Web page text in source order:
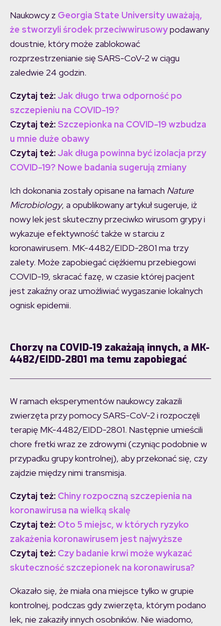
Naukowcy z Georgia State University uważają,
że stworzyli środek przeciwwirusowypodawany
doustnie, który może zablokować
rozprzestrzenianie się SARS-CoV-2 w ciągu
zaledwie 24 godzin.
Czytaj też: Jak długo trwa odporność po
szczepieniu na COVID-19?
Czytaj też: Szczepionka na COVID-19 wzbudza
u mnie duże obawy
Czytaj też: Jak długa powinna być izolacja przy
COVID-19? Nowe badania sugerują zmiany
Ich dokonania zostały opisane na łamach Nature
Microbiology, a opublikowany artykuł sugeruje, iż
nowy lek jest skuteczny przeciwko wirusom grypy i
wykazuje efektywność także w starciu z
koronawirusem. MK-4482/EIDD-2801 ma trzy
zalety. Może zapobiegać ciężkiemu przebiegowi
COVID-19, skracać fazę, w czasie której pacjent
jest zakaźny oraz umożliwiać wygaszanie lokalnych
ognisk epidemii.
Chorzy na COVID-19 zakażają innych, a MK-
4482/EIDD-2801 ma temu zapobiegać
W ramach eksperymentów naukowcy zakazili
zwierzęta przy pomocy SARS-CoV-2 i rozpoczęli
terapię MK-4482/EIDD-2801. Następnie umieścili
chore fretki wraz ze zdrowymi (czyniąc podobnie w
przypadku grupy kontrolnej), aby przekonać się, czy
zajdzie między nimi transmisja.
Czytaj też: Chiny rozpoczną szczepienia na
koronawirusa na wielką skalę
Czytaj też: Oto 5 miejsc, w których ryzyko
zakażenia koronawirusem jest najwyższe
Czytaj też: Czy badanie krwi może wykazać
skuteczność szczepionek na koronawirusa?
Okazało się, że miała ona miejsce tylko w grupie
kontrolnej, podczas gdy zwierzęta, którym podano
lek, nie zakaziły innych osobników. Nie wiadomo,